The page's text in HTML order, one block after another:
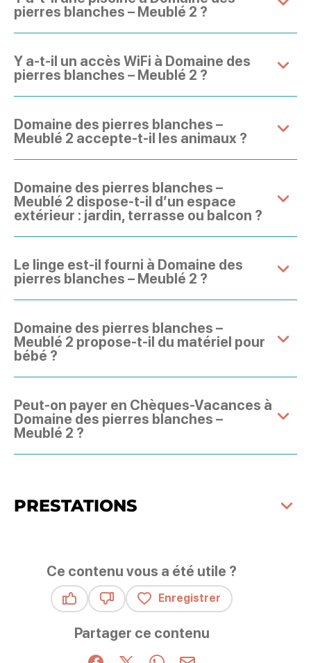
pierres blanches – Meublé 2 ?
Y a-t-il un accès WiFi à Domaine des
pierres blanches – Meublé 2 ?
Domaine des pierres blanches –
Meublé 2 accepte-t-il les animaux ?
Domaine des pierres blanches –
Meublé 2 dispose-t-il d’un espace
extérieur : jardin, terrasse ou balcon ?
Le linge est-il fourni à Domaine des
pierres blanches – Meublé 2 ?
Domaine des pierres blanches –
Meublé 2 propose-t-il du matériel pour
bébé ?
Peut-on payer en Chèques-Vacances à
Domaine des pierres blanches –
Meublé 2 ?
PRESTATIONS
Ce contenu vous a été utile ?
Enregistrer
Partager ce contenu